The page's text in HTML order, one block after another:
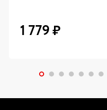
1 779₽